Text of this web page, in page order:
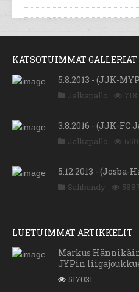
KATSOTUIMMAT GALLERIAT
5.8.2013 - (JJK-
Jalkapallo
3.8.2016 - (JJK-FC
Jalkapallo
5.12.2013 - (Josba-
Salibandy
LUETUIMMAT ARTIKKELIT
Markus
JYPin
517031